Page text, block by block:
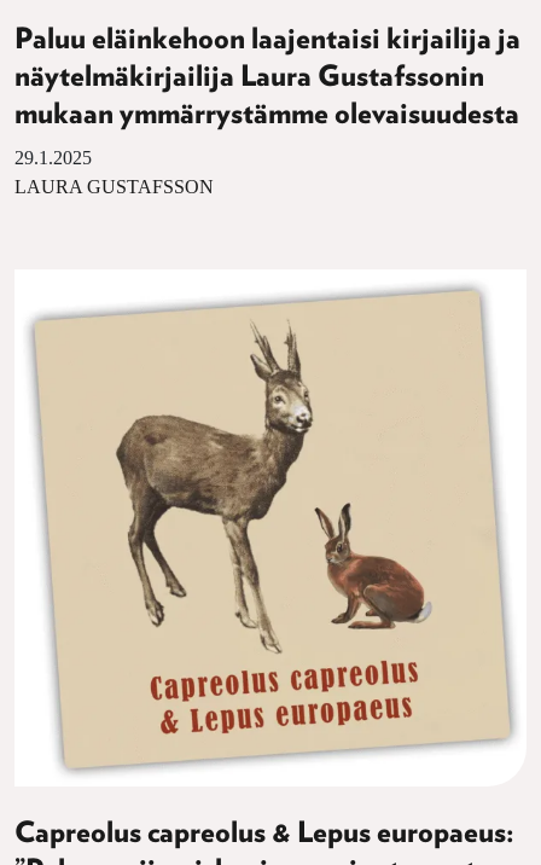
Paluu eläinkehoon laajentaisi kirjailija ja
näytelmäkirjailija Laura Gustafssonin
mukaan ymmärrystämme olevaisuudesta
29.1.2025
LAURA GUSTAFSSON
Capreolus capreolus & Lepus europaeus: